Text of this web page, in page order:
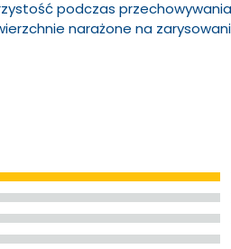
podczas
narażone na